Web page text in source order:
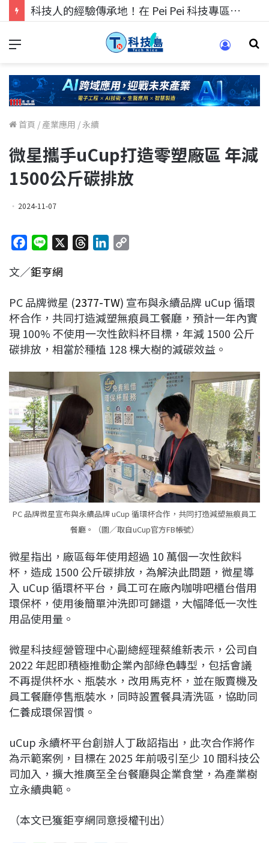
科技人找工作，就到TECH+ 科技專區!
首頁 / 產業應用 /永續
微星攜手uCup打造零塑廠區 年減
1500公斤碳排放
2024-11-07
c
b
o
o
k
n
a
d
s
e
d
I
n
L
i
n
k
文／鉅亨網
PC 品牌微星 (2377-TW) 宣布與永續品牌 uCup 循環
杯合作，共同打造減塑無痕員工餐廳，預計一年內實
現 100% 不使用一次性飲料杯目標，年減 1500 公斤
碳排放，相當於種植 128 棵大樹的減碳效益。
PC 品牌微星宣布與永續品牌 uCup 循環杯合作，共同打造減塑無痕員工
餐廳。（圖／取自uCup官方FB帳號）
微星指出，廠區每年使用超過 10 萬個一次性飲料
杯，造成 1500 公斤碳排放，為解決此問題，微星導
入 uCup 循環杯平台，員工可在廠內咖啡吧櫃台借用
環保杯，使用後簡單沖洗即可歸還，大幅降低一次性
用品使用量。
微星科技經營管理中心副總經理蔡維新表示，公司自
2022 年起即積極推動企業內部綠色轉型，包括會議
不再提供杯水、瓶裝水，改用馬克杯，並在販賣機及
員工餐廳停售瓶裝水，同時設置餐具清洗區，協助同
仁養成環保習慣。
uCup 永續杯平台創辦人丁啟詔指出，此次合作將作
為示範案例，目標在 2025 年前吸引至少 10 間科技公
司加入，擴大推廣至全台餐廳與企業食堂，為產業樹
立永續典範。
（本文已獲鉅亨網同意授權刊出）